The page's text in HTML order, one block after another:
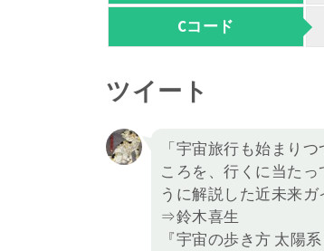
Cコード
ツイート
「宇宙旅行も始まり
ころを、行くに当た
うに解説した近未来ガ
⇒鈴木喜生
『宇宙の歩き方 太陽